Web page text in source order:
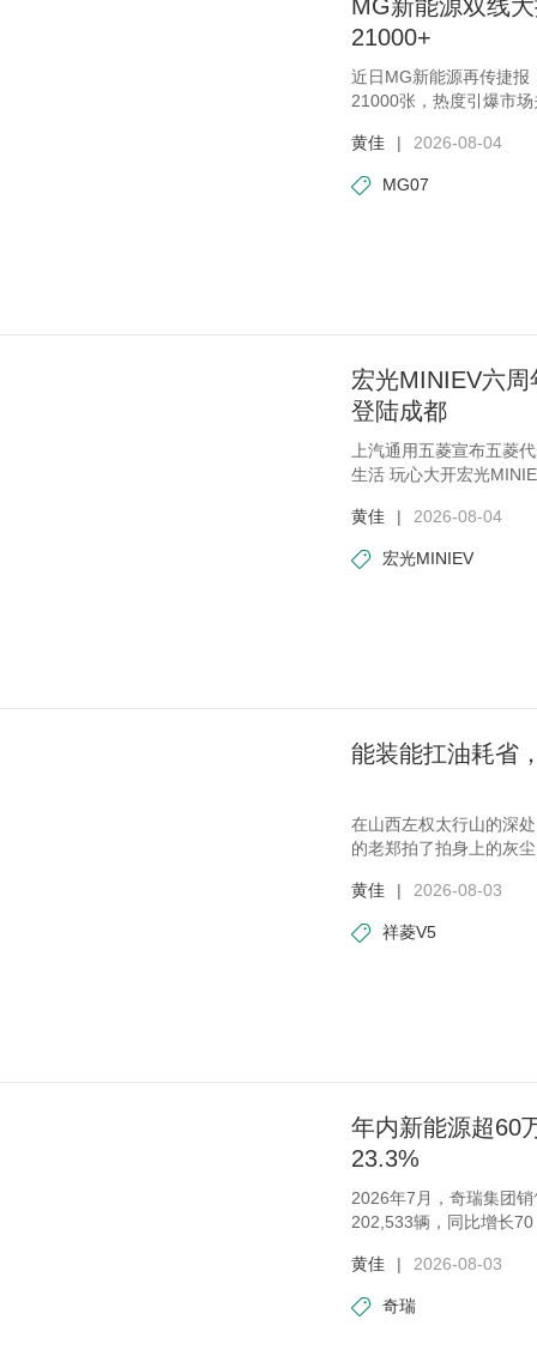
MG新能源双线
21000+
近日MG新能源再传捷
21000张，热度引爆市
黄佳
| 2026-08-04
MG07
宏光MINIEV六
登陆成都
上汽通用五菱宣布五菱
生活 玩心大开宏光
黄佳
| 2026-08-04
宏光MINIEV
能装能扛油耗省
在山西左权太行山的深
的老郑拍了拍身上的灰
黄佳
| 2026-08-03
祥菱V5
年内新能源超60
23.3%
2026年7月，奇瑞集团
202,533辆，同比增长
黄佳
| 2026-08-03
奇瑞